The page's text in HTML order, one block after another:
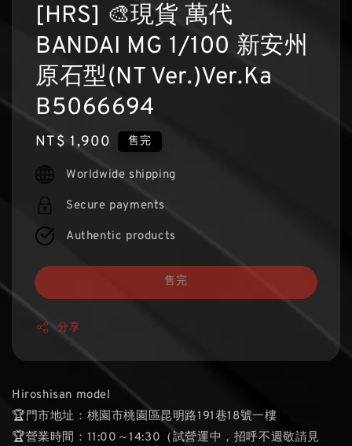
[HRS] 🎨現貨 萬代
BANDAI MG 1/100 新安州
原石型(NT Ver.)Ver.Ka
B5066694
Regular
price
NT$ 1,900 售完
Worldwide shipping
Secure payments
Authentic products
售完
分享
Hiroshisan model
🏆門市地址：桃園市桃園區昆明路191巷18號一樓
🏆營業時間：11:00～14:30（試營運中，招呼不週敬請見